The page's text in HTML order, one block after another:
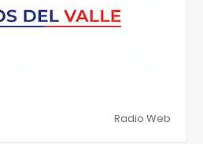
Radio Web